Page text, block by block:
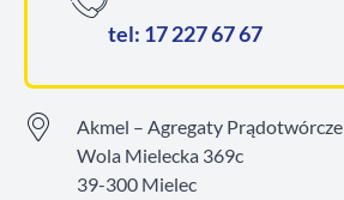
tel: 17 227 67 67
Akmel – Agregaty Prądotwórcze
Wola Mielecka 369c
39-300 Mielec